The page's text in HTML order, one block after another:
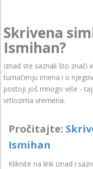
Skrivena
Ismihan?
Iznad ste saznali što znači
tumačenju imena i o
postoji još mnogo više -
vrtlozima vremena.
Pročitajte:
Ismihan
Kliknite na link iznad i